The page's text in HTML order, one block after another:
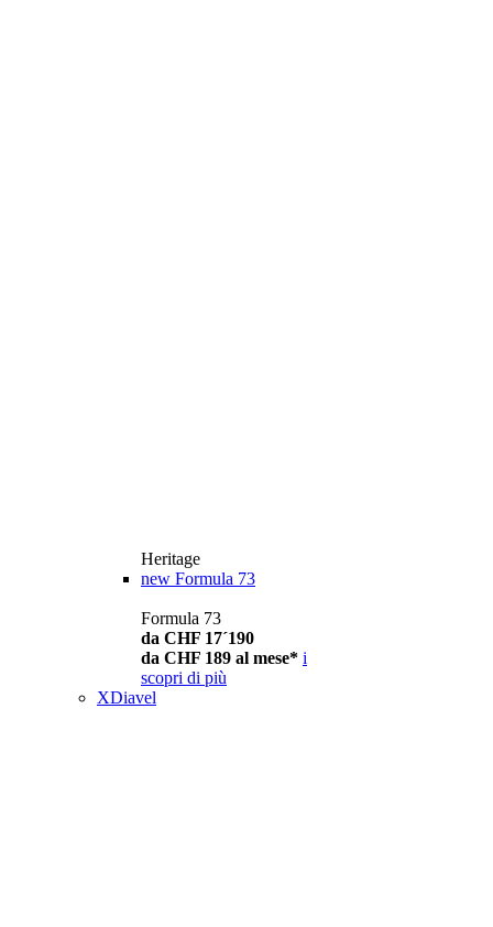
Heritage
new Formula 73
Formula 73
da CHF 17´190
da CHF 189 al mese* i
scopri di più
XDiavel